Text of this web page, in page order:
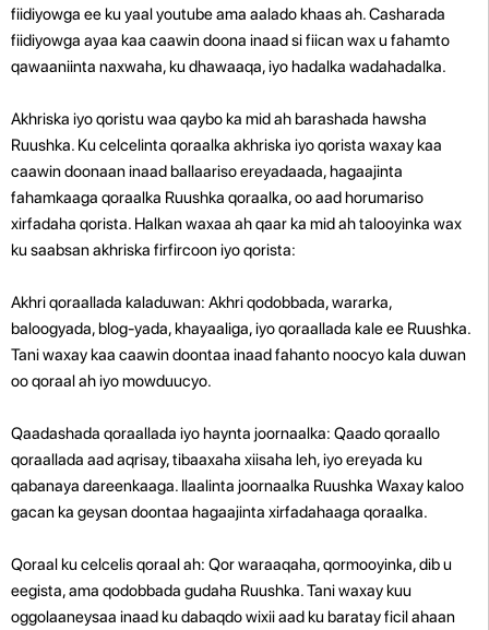
fiidiyowga ee ku yaal youtube ama aalado khaas ah. Casharada
fiidiyowga ayaa kaa caawin doona inaad si fiican wax u fahamto
qawaaniinta naxwaha, ku dhawaaqa, iyo hadalka wadahadalka.
Akhriska iyo qoristu waa qaybo ka mid ah barashada hawsha
Ruushka. Ku celcelinta qoraalka akhriska iyo qorista waxay kaa
caawin doonaan inaad ballaariso ereyadaada, hagaajinta
fahamkaaga qoraalka Ruushka qoraalka, oo aad horumariso
xirfadaha qorista. Halkan waxaa ah qaar ka mid ah talooyinka wax
ku saabsan akhriska firfircoon iyo qorista:
Akhri qoraallada kaladuwan: Akhri qodobbada, wararka,
baloogyada, blog-yada, khayaaliga, iyo qoraallada kale ee Ruushka.
Tani waxay kaa caawin doontaa inaad fahanto noocyo kala duwan
oo qoraal ah iyo mowduucyo.
Qaadashada qoraallada iyo haynta joornaalka: Qaado qoraallo
qoraallada aad aqrisay, tibaaxaha xiisaha leh, iyo ereyada ku
qabanaya dareenkaaga. Ilaalinta joornaalka Ruushka Waxay kaloo
gacan ka geysan doontaa hagaajinta xirfadahaaga qoraalka.
Qoraal ku celcelis qoraal ah: Qor waraaqaha, qormooyinka, dib u
eegista, ama qodobbada gudaha Ruushka. Tani waxay kuu
oggolaaneysaa inaad ku dabaqdo wixii aad ku baratay ficil ahaan